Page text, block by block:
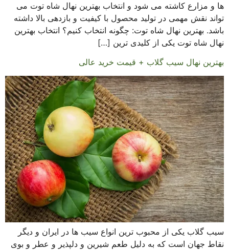
ها و مزارع کاشته می شود و انتخاب بهترین نهال شاه توت می
تواند نقش مهمی در تولید محصول با کیفیت و بازدهی بالا داشته
باشد. بهترین نهال شاه توت: چگونه انتخاب کنیم؟ انتخاب بهترین
نهال شاه توت یکی از کلیدی ترین […]
بهترین نهال سیب گلاب + قیمت خرید عالی
سیب گلاب یکی از محبوب ترین انواع سیب ها در ایران و دیگر
نقاط جهان است که به دلیل طعم شیرین و دلپذیر و عطر و بوی